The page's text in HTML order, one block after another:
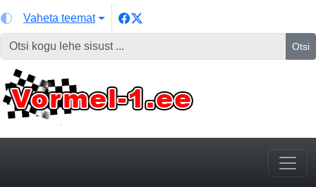
Vaheta teemat
Otsi